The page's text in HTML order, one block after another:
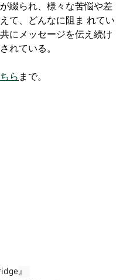
綴られ、様々な苦悩や差
て、どんなに阻ま れてい
にメッセージを伝え続け
れている。
ら まで。
』